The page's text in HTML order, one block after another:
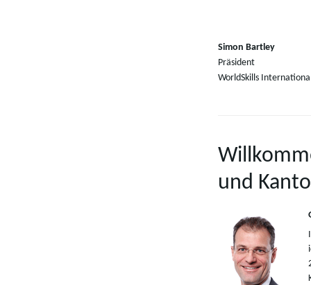
Simon Bartley
Präsident
WorldSkills
und